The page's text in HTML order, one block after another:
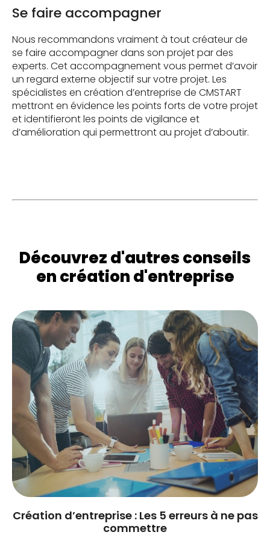
Se faire accompagner
Nous recommandons vraiment à tout créateur de
se faire accompagner dans son projet par des
experts. Cet accompagnement vous permet d’avoir
un regard externe objectif sur votre projet. Les
spécialistes en création d’entreprise de CMSTART
mettront en évidence les points forts de votre projet
et identifieront les points de vigilance et
d’amélioration qui permettront au projet d’aboutir.
Découvrez d'autres conseils
en création d'entreprise
Création d’entreprise : Les 5 erreurs à ne pas
commettre